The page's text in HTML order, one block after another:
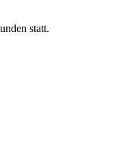
statt.